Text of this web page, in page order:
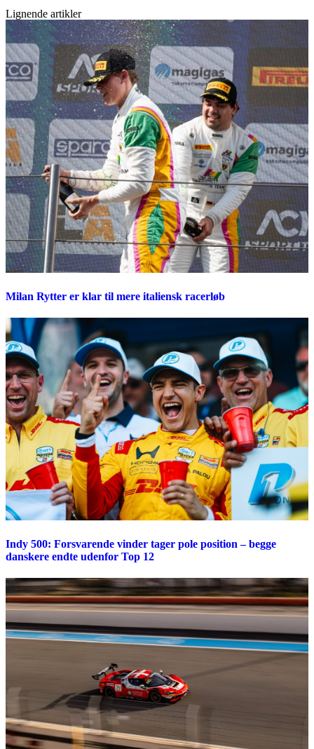
Lignende artikler
Milan Rytter er klar til mere italiensk racerløb
Indy 500: Forsvarende vinder tager pole position – begge
danskere endte udenfor Top 12